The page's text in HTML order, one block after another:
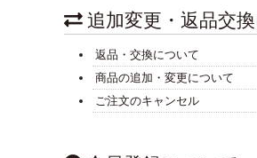
追加変更・返品交
返品・交換について
商品の追加・変更について
ご注文のキャンセル